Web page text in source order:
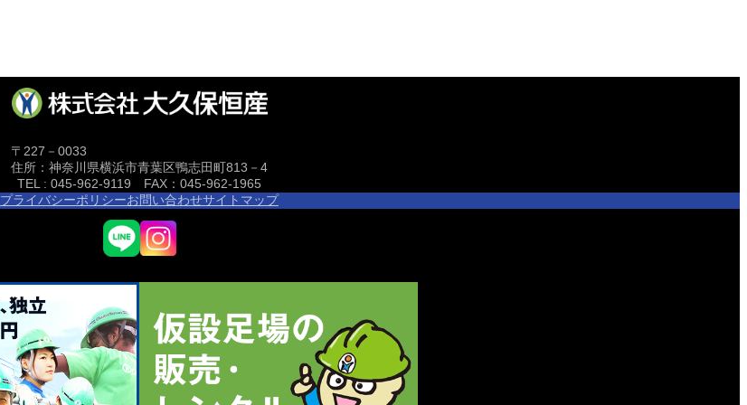
〒227－0033
住所：神奈川県横浜市青葉区鴨志田町813－4
TEL : 045-962-9119 FAX：045-962-1965
プライバシーポリシーお問い合わせサイトマップ